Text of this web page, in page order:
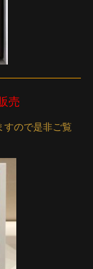
売
すので是非ご覧